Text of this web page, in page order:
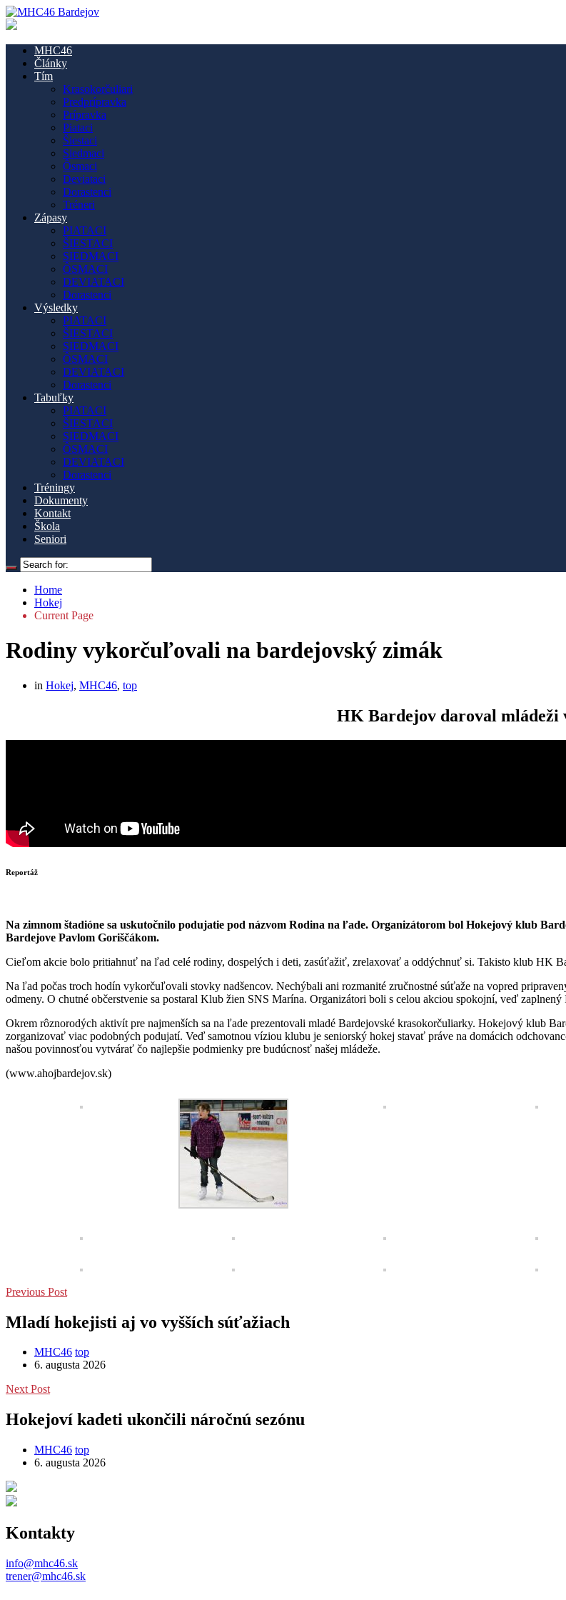
MHC46
Články
Tím
Krasokorčuliari
Predprípravka
Prípravka
Piataci
Šiestaci
Siedmaci
Ôsmaci
Deviataci
Dorastenci
Tréneri
Zápasy
PIATACI
ŠIESTACI
SIEDMACI
ÔSMACI
DEVIATACI
Dorastenci
Výsledky
PIATACI
ŠIESTACI
SIEDMACI
ÔSMACI
DEVIATACI
Dorastenci
Tabuľky
PIATACI
ŠIESTACI
SIEDMACI
ÔSMACI
DEVIATACI
Dorastenci
Tréningy
Dokumenty
Kontakt
Škola
Seniori
Home
Hokej
Current Page
Rodiny vykorčuľovali na bardejovský zimák
in Hokej, MHC46, top
HK Bardejov daroval mládeži
Reportáž
Na zimnom štadióne sa uskutočnilo podujatie pod názvom Rodina na ľade. Organizátorom bol Hokejový klub
Bardejove Pavlom Goriščákom.
Cieľom akcie bolo pritiahnuť na ľad celé rodiny, dospelých i deti, zasúťažiť, zrelaxovať a oddýchnuť si. Takisto klub HK
Na ľad počas troch hodín vykorčuľovali stovky nadšencov. Nechýbali ani rozmanité zručnostné súťaže na vopred
odmeny. O chutné občerstvenie sa postaral Klub žien SNS Marína. Organizátori boli s celou akciou spokojní, veď
Okrem rôznorodých aktivít pre najmenších sa na ľade prezentovali mladé Bardejovské krasokorčuliarky. Hokejový klub
zorganizovať viac podobných podujatí. Veď samotnou víziou klubu je seniorský hokej stavať práve na domácich
našou povinnosťou vytvárať čo najlepšie podmienky pre budúcnosť našej mládeže.
(www.ahojbardejov.sk)
Previous Post
Mladí hokejisti aj vo vyšších súťažiach
MHC46 top
6. augusta 2026
Next Post
Hokejoví kadeti ukončili náročnú sezónu
MHC46 top
6. augusta 2026
Kontakty
info@mhc46.sk
trener@mhc46.sk